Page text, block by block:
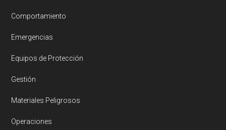
Comportamiento
Emergencias
Equipos de Protección
Gestión
Materiales Peligrosos
Operaciones